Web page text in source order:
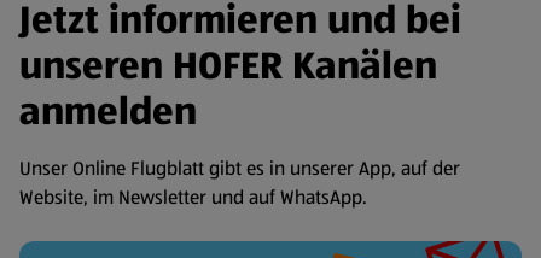
Jetzt informieren und bei
unseren HOFER Kanälen
anmelden
Unser Online Flugblatt gibt es in unserer App, auf der
Website, im Newsletter und auf WhatsApp.